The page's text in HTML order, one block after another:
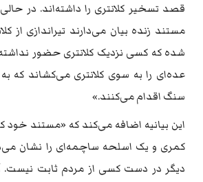
قصد تسخیر کلانتری را داشته‌اند. در
مستند زنده بیان می‌دارند تیراندازی از
شده که کسی نزدیک کلانتری حضور نداشته
عده‌ای را به سوی کلانتری می‌کشاند که
سنگ اقدام می‌کنند.»
این بیانیه اضافه می‌کند که «مستند خود
کمری و یک اسلحه ساچمه‌ای را نشان
دیگر در دست کسی از مردم ثابت